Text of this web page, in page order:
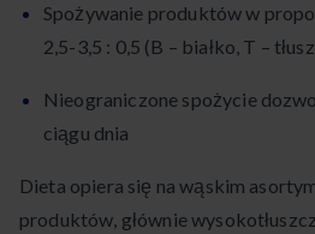
Spożywanie produktów w
2,5-3,5 : 0,5 (B – białko, T –
Nieograniczone spożycie
ciągu dnia
Dieta opiera się na wąskim
produktów, głównie